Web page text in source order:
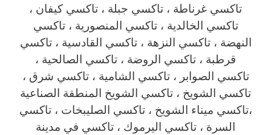
تاكسي غرناطة ، تاكسي جبلة ، تاكسي كيفان ،
تاكسي الخالدية ، تاكسي المنصورية ، تاكسي
النهضة ، تاكسي النزهة ، تاكسي القادسية ، تاكسي
قرطبة ، تاكسي الروضة ، تاكسي الصالحية ،
تاكسي الصوابر ، تاكسي الشامية ، تاكسي شرق ،
تاكسي الشويخ ، تاكسي الشويخ المنطقة الصناعية
،تاكسي ميناء الشويخ ، تاكسي الصليبخات ، تاكسي
السرة ، تاكسي اليرموك ، تاكسي في مدينة